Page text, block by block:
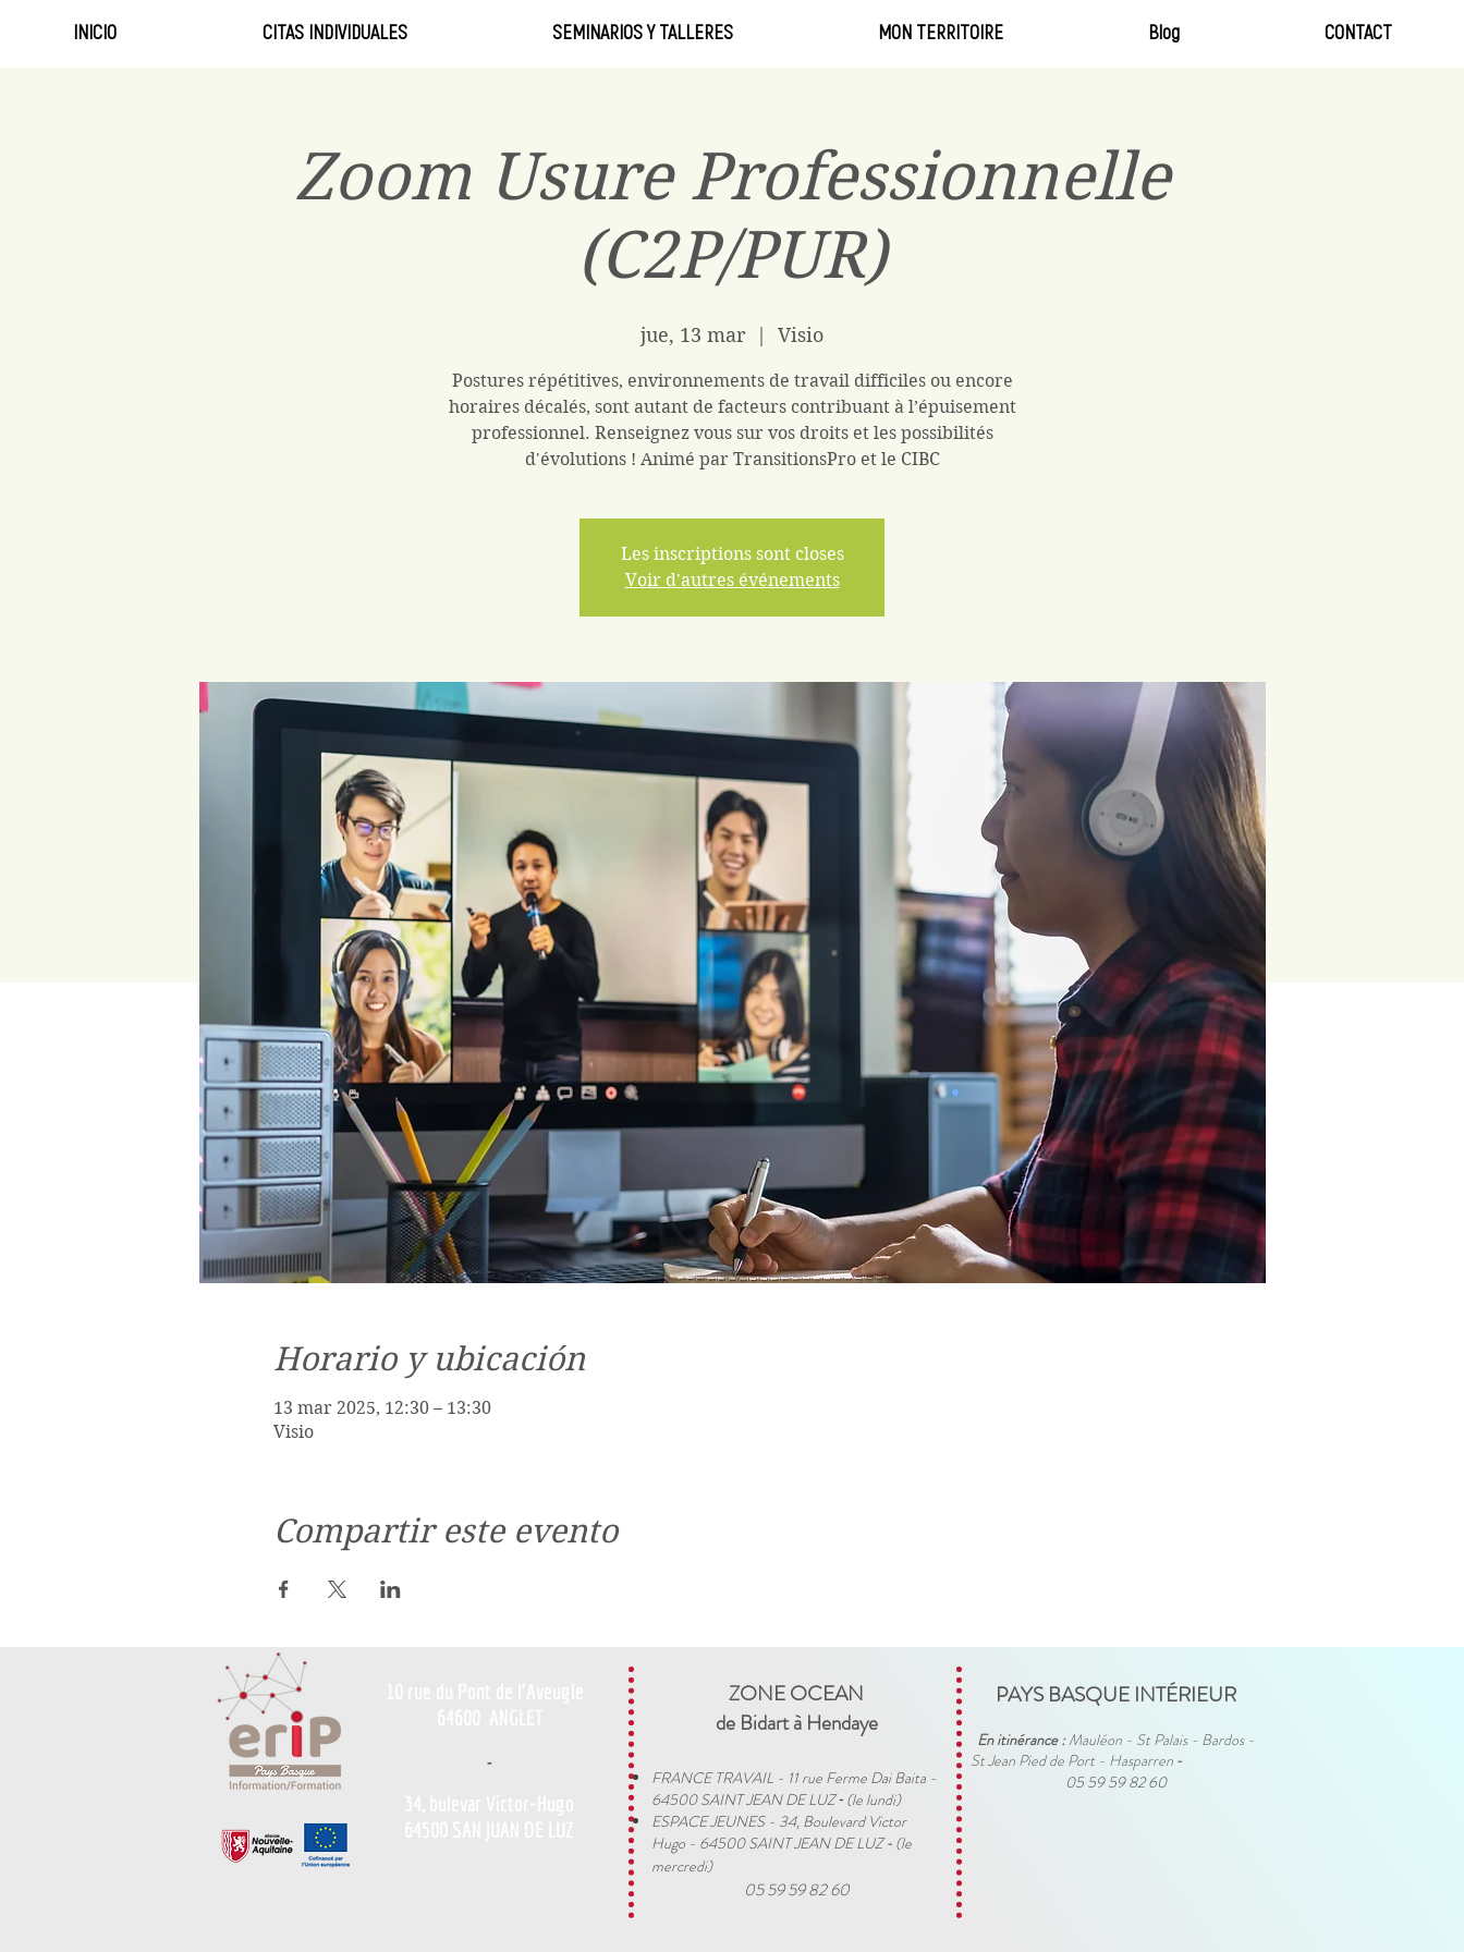
INICIO CITAS INDIVIDUALES SEMINARIOS Y TALLERES MON TERRITOIRE Blog CONTACT
Zoom Usure Professionnelle
(C2P/PUR)
jue, 13 mar
  |
Visio
Postures répétitives, environnements de travail difficiles ou encore
horaires décalés, sont autant de facteurs contribuant à l’épuisement
professionnel. Renseignez vous sur vos droits et les possibilités
d'évolutions ! Animé par TransitionsPro et le CIBC
Les inscriptions sont closes
Voir d'autres événements
Horario y ubicación
13 mar 2025, 12:30 – 13:30
Visio
Compartir este evento
-
ZONE OCEAN
de Bidart à Hendaye​
FRANCE TRAVAIL - 11 rue Ferme Dai Baita -
64500 SAINT JEAN DE LUZ​ - (le lundi)
ESPACE JEUNES - 34, Boulevard Victor
Hugo - 64500 SAINT JEAN DE LUZ- (le
mercredi)
05 59 59 82 60
PAYS BASQUE INTÉRIEUR
En itinérance :Mauléon - St Palais - Bardos -
St Jean Pied de Port - Hasparren -
05 59 59 82 60